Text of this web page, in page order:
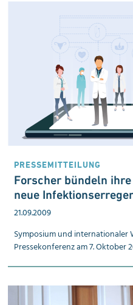
PRESSEMITTEILUNG
Forscher bündeln
neue
21.09.2009
Symposium und internationaler
Presse­konferenz am 7. Oktober